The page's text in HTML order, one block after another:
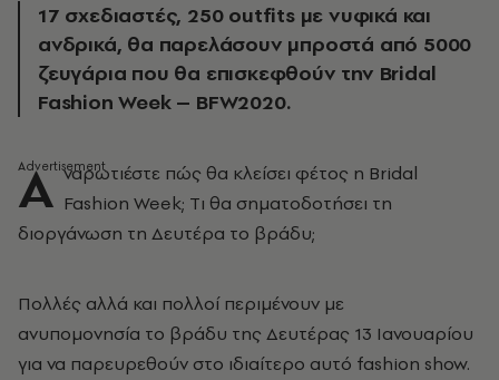
17 σχεδιαστές, 250 outfits με νυφικά και
ανδρικά, θα παρελάσουν μπροστά από 5000
ζευγάρια που θα επισκεφθούν την Bridal
Fashion Week – BFW2020.
Α ναρωτιέστε πώς θα κλείσει φέτος η Bridal
Fashion Week; Tι θα σηματοδοτήσει τη
διοργάνωση τη Δευτέρα το βράδυ;
Πολλές αλλά και πολλοί περιμένουν με
ανυπομονησία το βράδυ της Δευτέρας 13 Ιανουαρίου
για να παρευρεθούν στο ιδιαίτερο αυτό fashion show.